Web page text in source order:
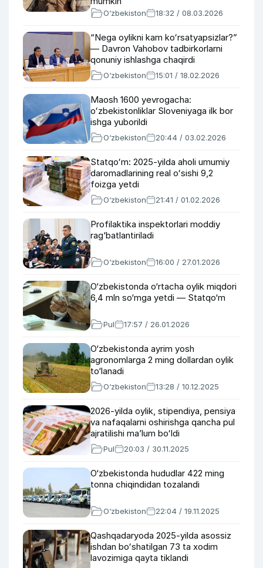
O‘zbekiston 18:32 / 08.03.2026
“Nega oylikni kam koʻrsatyapsizlar?”
— Davron Vahobov tadbirkorlarni
qonuniy ishlashga chaqirdi
O‘zbekiston 15:01 / 18.02.2026
Maosh 1600 yevrogacha:
oʻzbekistonliklar Sloveniyaga ilk bor
ishga yuborildi
O‘zbekiston 20:44 / 03.02.2026
Statqoʻm: 2025-yilda aholi umumiy
daromadlarining real oʻsishi 9,2
foizga yetdi
O‘zbekiston 21:41 / 01.02.2026
Profilaktika inspektorlari moddiy
rag‘batlantiriladi
O‘zbekiston 16:00 / 27.01.2026
O‘zbekistonda o‘rtacha oylik miqdori
6,4 mln so‘mga yetdi — Statqo‘m
Pul 17:57 / 26.01.2026
O‘zbekistonda ayrim yosh
agronomlarga 2 ming dollardan oylik
to‘lanadi
O‘zbekiston 13:28 / 10.12.2025
2026-yilda oylik, stipendiya, pensiya
va nafaqalarni oshirishga qancha pul
ajratilishi maʼlum boʻldi
Pul 20:03 / 30.11.2025
O‘zbekistonda hududlar 422 ming
tonna chiqindidan tozalandi
O‘zbekiston 22:04 / 19.11.2025
Qashqadaryoda 2025-yilda asossiz
ishdan boʻshatilgan 73 ta xodim
lavozimiga qayta tiklandi